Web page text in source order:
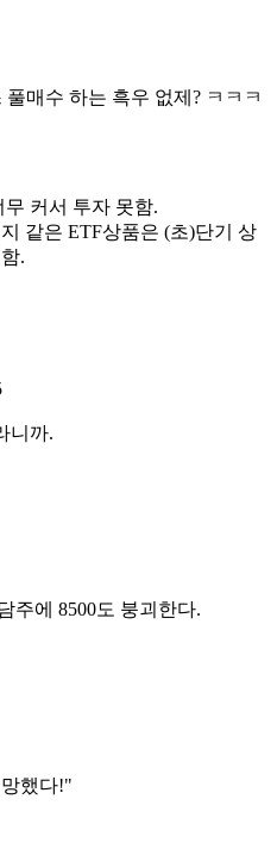
풀매수 하는 흑우 없제? ㅋㅋㅋ
커서 투자 못함.
같은 ETF상품은 (초)단기 상
.
니까.
주에 8500도 붕괴한다.
했다!"